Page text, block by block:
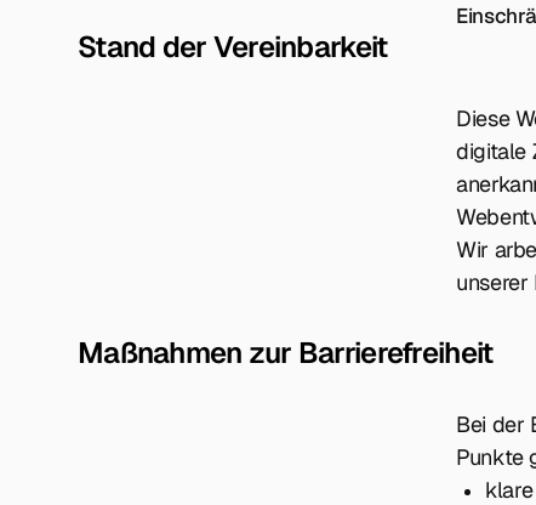
Stand der Vereinbarkeit
Diese
digitale
Wir
unserer
Maßnahmen zur Barrierefreiheit
Bei der
Punkte